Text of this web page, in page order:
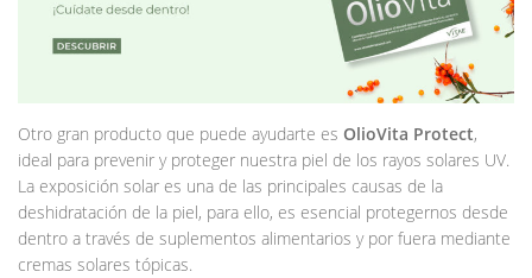
Otro gran producto que puede ayudarte es OlioVita Protect,
ideal para prevenir y proteger nuestra piel de los rayos solares UV.
La exposición solar es una de las principales causas de la
deshidratación de la piel, para ello, es esencial protegernos desde
dentro a través de suplementos alimentarios y por fuera mediante
cremas solares tópicas.